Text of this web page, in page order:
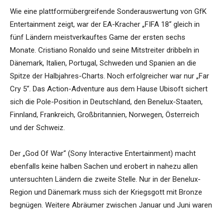
Wie eine plattformübergreifende Sonderauswertung von GfK
Entertainment zeigt, war der EA-Kracher „FIFA 18“ gleich in
fünf Ländern meistverkauftes Game der ersten sechs
Monate. Cristiano Ronaldo und seine Mitstreiter dribbeln in
Dänemark, Italien, Portugal, Schweden und Spanien an die
Spitze der Halbjahres-Charts. Noch erfolgreicher war nur „Far
Cry 5“. Das Action-Adventure aus dem Hause Ubisoft sichert
sich die Pole-Position in Deutschland, den Benelux-Staaten,
Finnland, Frankreich, Großbritannien, Norwegen, Österreich
und der Schweiz.
Der „God Of War“ (Sony Interactive Entertainment) macht
ebenfalls keine halben Sachen und erobert in nahezu allen
untersuchten Ländern die zweite Stelle. Nur in der Benelux-
Region und Dänemark muss sich der Kriegsgott mit Bronze
begnügen. Weitere Abräumer zwischen Januar und Juni waren